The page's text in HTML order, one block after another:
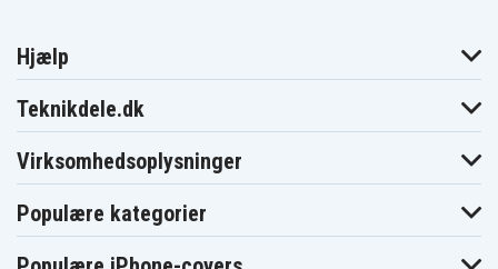
Hjælp
Teknikdele.dk
Virksomhedsoplysninger
Populære kategorier